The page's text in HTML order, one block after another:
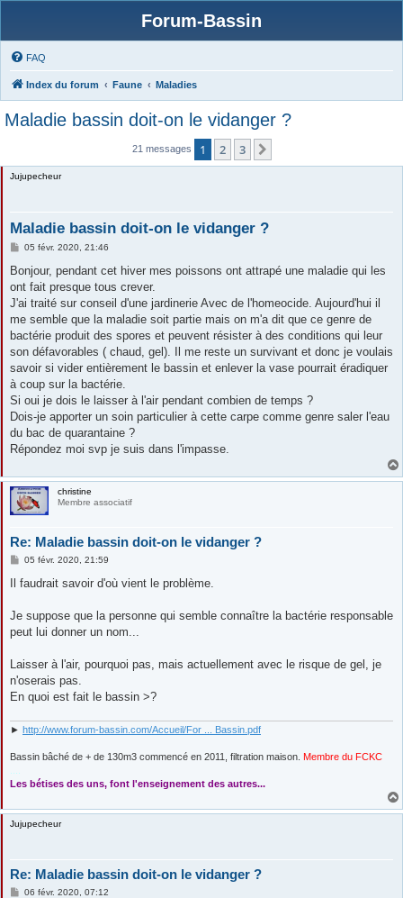
Forum-Bassin
FAQ
Index du forum Faune Maladies
Maladie bassin doit-on le vidanger ?
21 messages 1 2 3
Jujupecheur
Maladie bassin doit-on le vidanger ?
M
s
a
g
05 févr. 2020, 21:46
Bonjour, pendant cet hiver mes poissons ont attrapé une maladie qui les
ont fait presque tous crever.
J'ai traité sur conseil d'une jardinerie Avec de l'homeocide. Aujourd'hui il
me semble que la maladie soit partie mais on m'a dit que ce genre de
bactérie produit des spores et peuvent résister à des conditions qui leur
son défavorables ( chaud, gel). Il me reste un survivant et donc je voulais
savoir si vider entièrement le bassin et enlever la vase pourrait éradiquer
à coup sur la bactérie.
Si oui je dois le laisser à l'air pendant combien de temps ?
Dois-je apporter un soin particulier à cette carpe comme genre saler l'eau
du bac de quarantaine ?
Répondez moi svp je suis dans l'impasse.
christine
Membre associatif
Re: Maladie bassin doit-on le vidanger ?
M
s
g
05 févr. 2020, 21:59
Il faudrait savoir d'où vient le problème.
Je suppose que la personne qui semble connaître la bactérie responsable
peut lui donner un nom...
Laisser à l'air, pourquoi pas, mais actuellement avec le risque de gel, je
n'oserais pas.
En quoi est fait le bassin >?
► http://www.forum-bassin.com/Accueil/For ... Bassin.pdf
Bassin bâché de + de 130m3 commencé en 2011, filtration maison. Membre du FCKC
Les bétises des uns, font l'enseignement des autres...
Jujupecheur
Re: Maladie bassin doit-on le vidanger ?
M06 févr. 2020, 07:12